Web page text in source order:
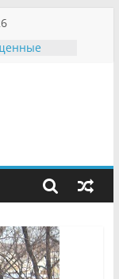
округа»
крапчатые